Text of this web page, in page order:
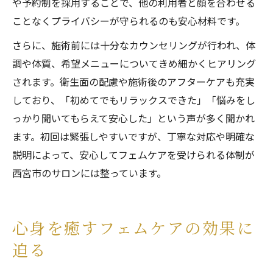
ことなくプライバシーが守られるのも安心材料です。
さらに、施術前には十分なカウンセリングが行われ、体
調や体質、希望メニューについてきめ細かくヒアリング
されます。衛生面の配慮や施術後のアフターケアも充実
しており、「初めてでもリラックスできた」「悩みをし
っかり聞いてもらえて安心した」という声が多く聞かれ
ます。初回は緊張しやすいですが、丁寧な対応や明確な
説明によって、安心してフェムケアを受けられる体制が
西宮市のサロンには整っています。
心身を癒すフェムケアの効果に
迫る